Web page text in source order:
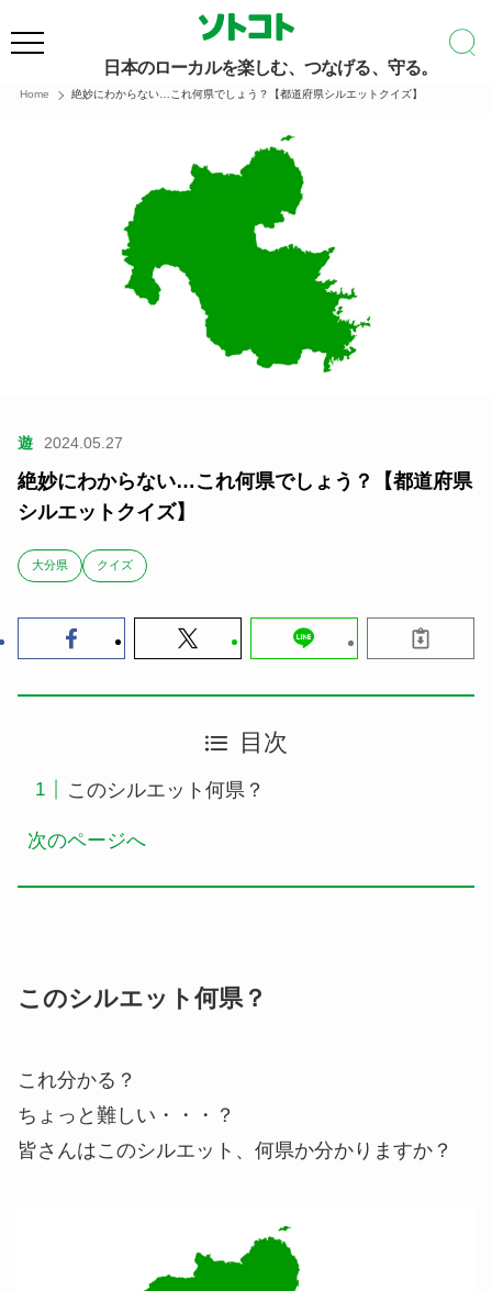
日本のローカルを楽しむ、つなげる、守る。
Home 絶妙にわからない…これ何県でしょう？【都道府県シルエットクイズ】
遊 2024.05.27
絶妙にわからない…これ何県でしょう？【都道府県
シルエットクイズ】
大分県 クイズ
目次
このシルエット何県？
次のページへ
このシルエット何県？
これ分かる？
ちょっと難しい・・・？
皆さんはこのシルエット、何県か分かりますか？